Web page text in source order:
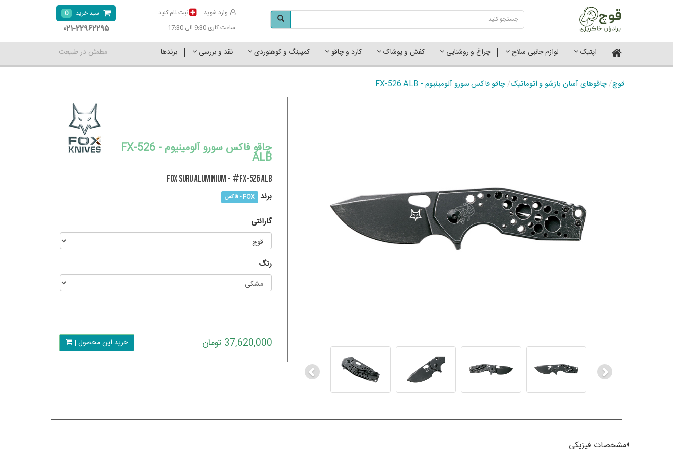
وارد شوید
ثبت نام کنید
ساعت کاری 9:30 الی 17:30
سبد خرید 0
۰۲۱-۲۲۹۶۲۲۹۵
اپتیک لوازم جانبی سلاح چراغ و روشنایی کفش و پوشاک کارد و چاقو کمپینگ و کوهنوردی نقد و بررسی برندها مطمئن در طبیعت
قوچ/چاقوهای آسان بازشو و اتوماتیک/چاقو فاکس سورو آلومینیوم - FX-526 ALB
Previous
چاقو فاکس سورو آلومینیوم - FX-526
ALB
FOX SURU ALUMINIUM - #FX-526 ALB
برند FOX - فاکس
گارانتی
رنگ
37,620,000 تومان خرید این محصول |
مشخصات فیزیکی